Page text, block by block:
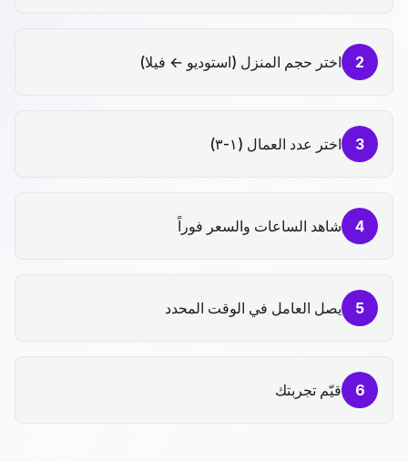
2 اختر حجم المنزل (استوديو ← فيلا)
3 اختر عدد العمال (١-٣)
4 شاهد الساعات والسعر فوراً
5 يصل العامل في الوقت المحدد
6 قيّم تجربتك